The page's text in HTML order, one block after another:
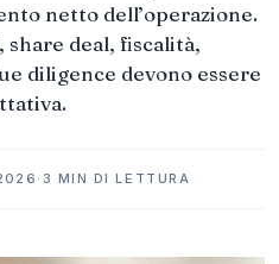
netto dell’operazione.
share deal, fiscalità,
diligence devono essere
· 3 MIN DI LETTURA